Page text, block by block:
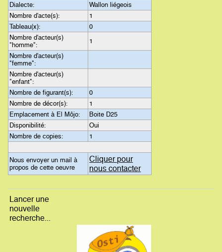
Dialecte:
Wallon liégeois
Nombre d'acte(s):
1
Tableau(x):
0
Nombre d'acteur(s)
"homme":
1
Nombre d'acteur(s)
"femme":
Nombre d'acteur(s)
"enfant":
Nombre de figurant(s):
0
Nombre de décor(s):
1
Emplacement à El Môjo:
Boite D25
Disponibilité:
Oui
Nombre de copies:
1
Nous envoyer un mail à
propos de cette oeuvre
Cliquer pour
nous contacter
Lancer une
nouvelle
recherche...